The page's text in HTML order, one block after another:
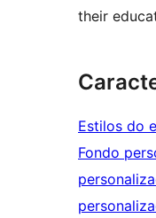
their
Estilos do
Fondo